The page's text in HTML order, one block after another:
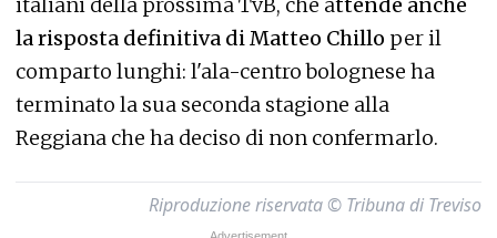
la risposta definitiva di Matteo Chillo per il
comparto lunghi: l'ala-centro bolognese ha
terminato la sua seconda stagione alla
Reggiana che ha deciso di non confermarlo.
Riproduzione riservata © Tribuna di Treviso